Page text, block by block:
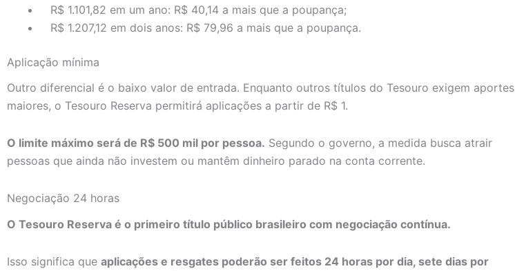
R$ 1.101,82 em um ano: R$ 40,14 a mais que a poupança;
R$ 1.207,12 em dois anos: R$ 79,96 a mais que a poupança.
Aplicação mínima
Outro diferencial é o baixo valor de entrada. Enquanto outros títulos do Tesouro exigem aportes
maiores, o Tesouro Reserva permitirá aplicações a partir de R$ 1.
O limite máximo será de R$ 500 mil por pessoa. Segundo o governo, a medida busca atrair
pessoas que ainda não investem ou mantêm dinheiro parado na conta corrente.
Negociação 24 horas
O Tesouro Reserva é o primeiro título público brasileiro com negociação contínua.
Isso significa que aplicações e resgates poderão ser feitos 24 horas por dia, sete dias por